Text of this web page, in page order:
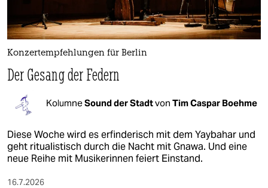
Konzertempfehlungen für Berlin
Der Gesang der Federn
KolumneSound der Stadtvon Tim Caspar Boehme
Diese Woche wird es erfinderisch mit dem Yaybahar und
geht ritualistisch durch die Nacht mit Gnawa. Und eine
neue Reihe mit Musikerinnen feiert Einstand.
16.7.2026